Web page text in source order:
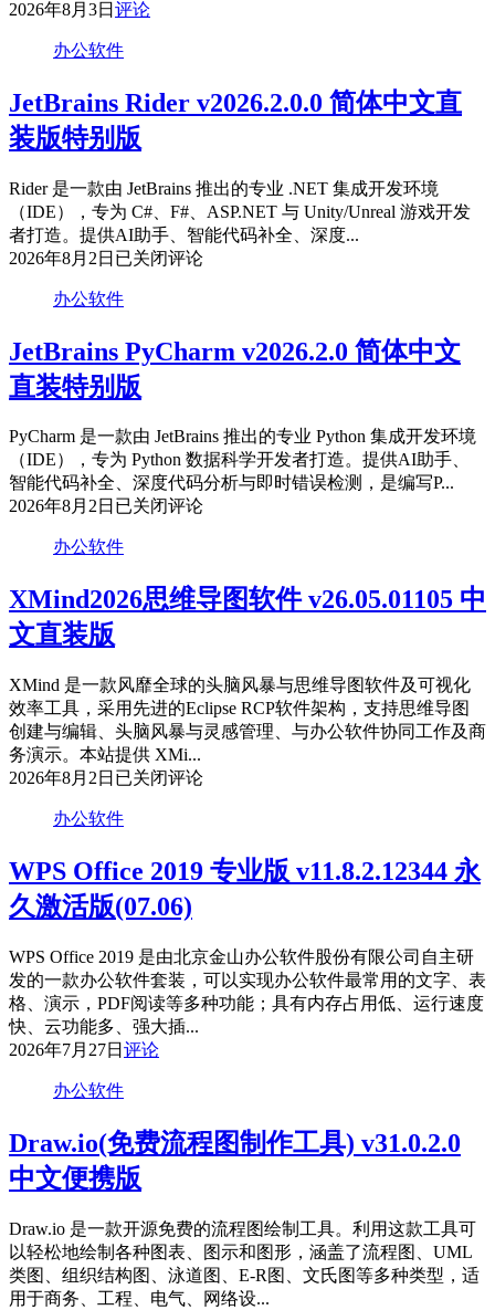
2026年8月3日 评论
办公软件
JetBrains Rider v2026.2.0.0 简体中文直
装版特别版
Rider 是一款由 JetBrains 推出的专业 .NET 集成开发环境
（IDE），专为 C#、F#、ASP.NET 与 Unity/Unreal 游戏开发
者打造。提供AI助手、智能代码补全、深度...
2026年8月2日 JetBrains
v2026.2.0.0
体
中
文
装
版
别
已关闭评论
办公软件
JetBrains PyCharm v2026.2.0 简体中文
直装特别版
PyCharm 是一款由 JetBrains 推出的专业 Python 集成开发环境
（IDE），专为 Python 数据科学开发者打造。提供AI助手、
智能代码补全、深度代码分析与即时错误检测，是编写P...
2026年8月2日 JetBrains
v2026.2.0
体
中
装
特
别
版
已关闭评论
办公软件
XMind2026思维导图软件 v26.05.01105 中
文直装版
XMind 是一款风靡全球的头脑风暴与思维导图软件及可视化
效率工具，采用先进的Eclipse RCP软件架构，支持思维导图
创建与编辑、头脑风暴与灵感管理、与办公软件协同工作及商
务演示。本站提供 XMi...
2026年8月2日 XMind2026
维
图
软
件
中
文
直
版
已关闭评论
办公软件
WPS Office 2019 专业版 v11.8.2.12344 永
久激活版(07.06)
WPS Office 2019 是由北京金山办公软件股份有限公司自主研
发的一款办公软件套装，可以实现办公软件最常用的文字、表
格、演示，PDF阅读等多种功能；具有内存占用低、运行速度
快、云功能多、强大插...
2026年7月27日 评论
办公软件
Draw.io(免费流程图制作工具) v31.0.2.0
中文便携版
Draw.io 是一款开源免费的流程图绘制工具。利用这款工具可
以轻松地绘制各种图表、图示和图形，涵盖了流程图、UML
类图、组织结构图、泳道图、E-R图、文氏图等多种类型，适
用于商务、工程、电气、网络设...